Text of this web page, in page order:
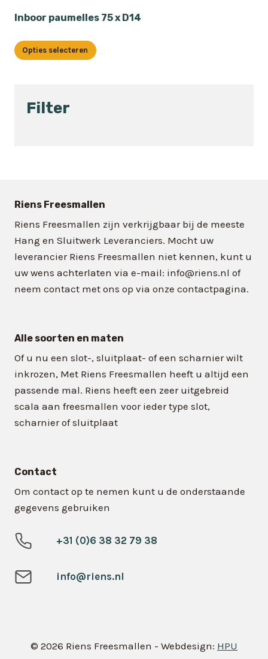
Inboor paumelles 75 x D14
Opties selecteren
meerdere
worden
de
productpagina
Filter
Riens Freesmallen
Riens Freesmallen zijn verkrijgbaar bij de meeste
Hang en Sluitwerk Leveranciers. Mocht uw
leverancier Riens Freesmallen niet kennen, kunt u
uw wens achterlaten via e-mail: info@riens.nl of
neem contact met ons op via onze contactpagina.
Alle soorten en maten
Of u nu een slot-, sluitplaat- of een scharnier wilt
inkrozen, Met Riens Freesmallen heeft u altijd een
passende mal. Riens heeft een zeer uitgebreid
scala aan freesmallen voor ieder type slot,
scharnier of sluitplaat
Contact
Om contact op te nemen kunt u de onderstaande
gegevens gebruiken
+31 (0)6 38 32 79 38
info@riens.nl
© 2026 Riens Freesmallen - Webdesign: HPU